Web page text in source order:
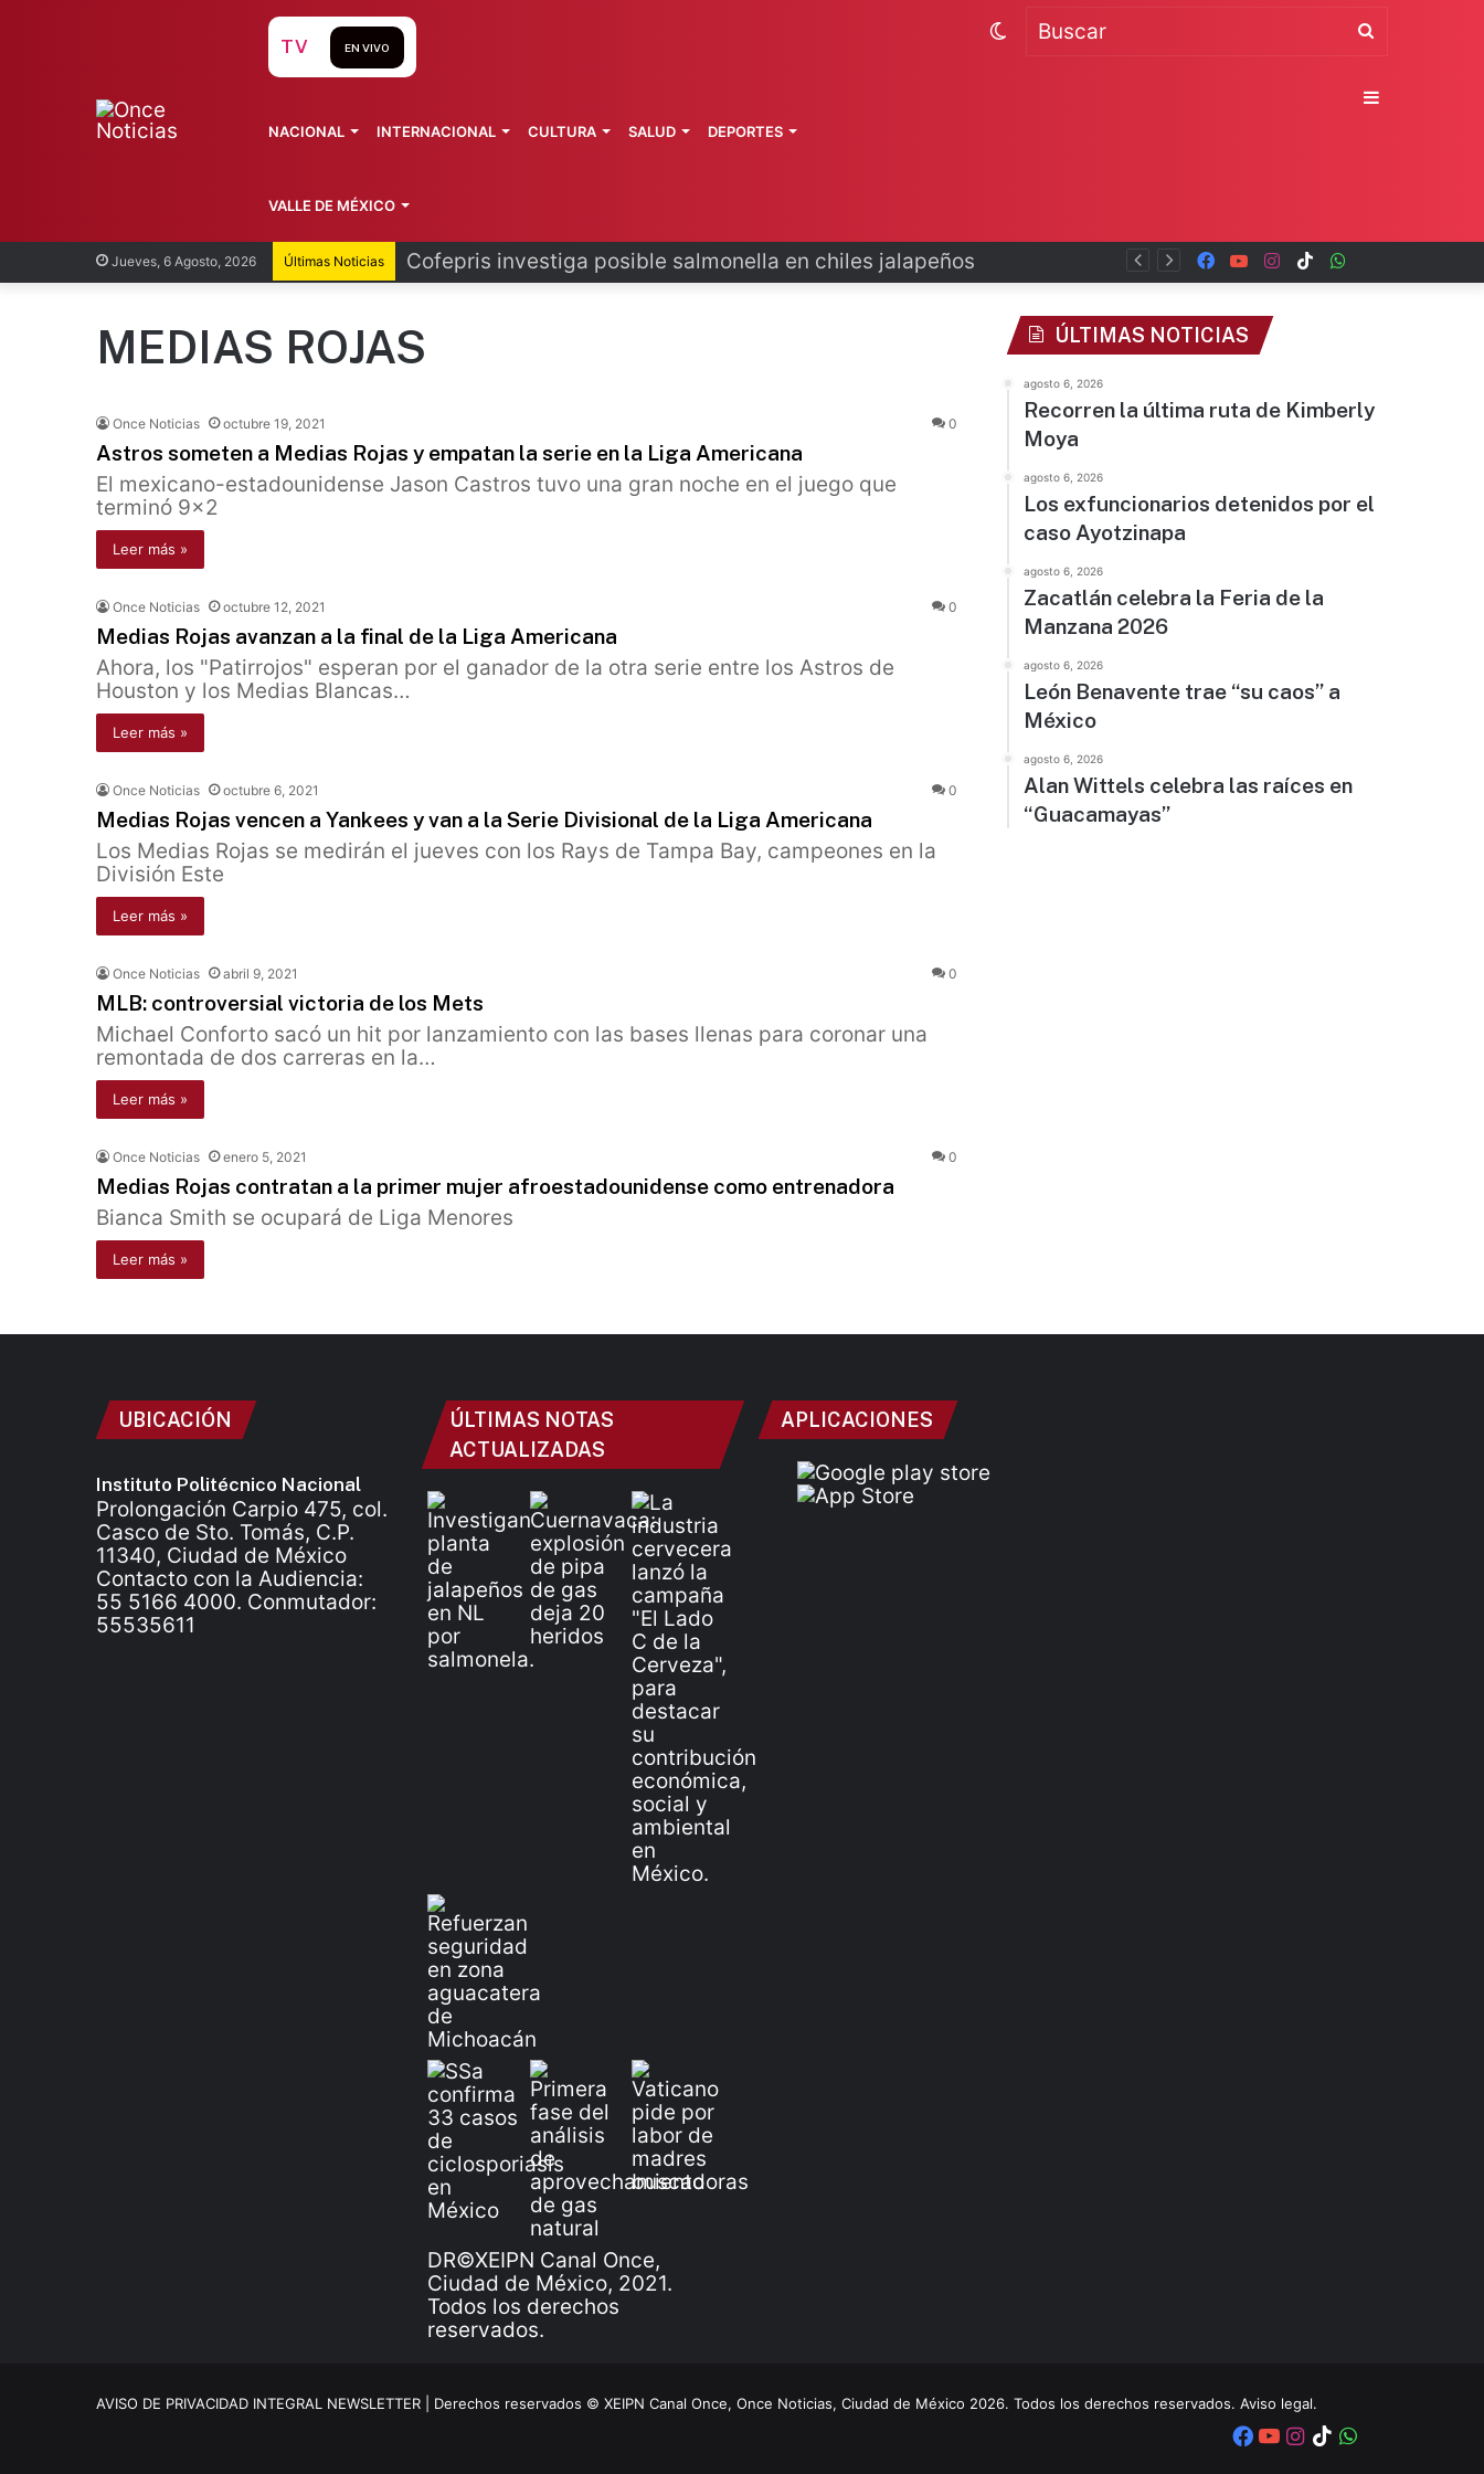
Jueves, 6 Agosto, 2026 Últimas Noticias Recorren la última ruta de Kimberly Moya TikTok
Instagram
YouTube
Facebook
TV EN VIVO
NACIONAL INTERNACIONAL CULTURA SALUD DEPORTES
VALLE DE MÉXICO
Switch
MEDIAS ROJAS
Once Noticias octubre 19, 2021 0
Astros someten a Medias Rojas y empatan la serie en la Liga Americana
El mexicano-estadounidense Jason Castros tuvo una gran noche en el juego que
terminó 9x2
Leer más »
Once Noticias octubre 12, 2021 0
Medias Rojas avanzan a la final de la Liga Americana
Ahora, los "Patirrojos" esperan por el ganador de la otra serie entre los Astros de
Houston y los Medias Blancas…
Leer más »
Once Noticias octubre 6, 2021 0
Medias Rojas vencen a Yankees y van a la Serie Divisional de la Liga Americana
Los Medias Rojas se medirán el jueves con los Rays de Tampa Bay, campeones en la
División Este
Leer más »
Once Noticias abril 9, 2021 0
MLB: controversial victoria de los Mets
Michael Conforto sacó un hit por lanzamiento con las bases llenas para coronar una
remontada de dos carreras en la…
Leer más »
Once Noticias enero 5, 2021 0
Medias Rojas contratan a la primer mujer afroestadounidense como entrenadora
Bianca Smith se ocupará de Liga Menores
Leer más »
ÚLTIMAS NOTICIAS
agosto 6, 2026
Recorren la última ruta de Kimberly
Moya
agosto 6, 2026
Los exfuncionarios detenidos por el
caso Ayotzinapa
agosto 6, 2026
Zacatlán celebra la Feria de la
Manzana 2026
agosto 6, 2026
León Benavente trae “su caos” a
México
agosto 6, 2026
Alan Wittels celebra las raíces en
“Guacamayas”
UBICACIÓN
Instituto Politécnico Nacional
Prolongación Carpio 475, col.
Casco de Sto. Tomás, C.P.
11340, Ciudad de México
Contacto con la Audiencia:
55 5166 4000. Conmutador:
55535611
ÚLTIMAS NOTAS
ACTUALIZADAS
DR©XEIPN Canal Once,
Ciudad de México, 2021.
Todos los derechos
reservados.
APLICACIONES
AVISO DE PRIVACIDAD INTEGRAL NEWSLETTER | Derechos reservados © XEIPN Canal Once, Once Noticias, Ciudad de México 2026. Todos los derechos reservados. Aviso legal.
Facebook
YouTube
Instagram
TikTok